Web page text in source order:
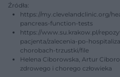
Źródła:
https://my.clevelandclinic.org/
pancreas-function-tests
https://www.su.krakow.pl/
pacjenta/zalecenia-po-
chorobach-trzustki/file
Helena Ciborowska, Artur
zdrowego i chorego człowieka